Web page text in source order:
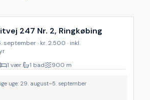
247 Nr. 2, Ringkøbing
september · kr. 2.500 · inkl.
1 vær. 1 bad 900 m
uge: 29. august–5. september